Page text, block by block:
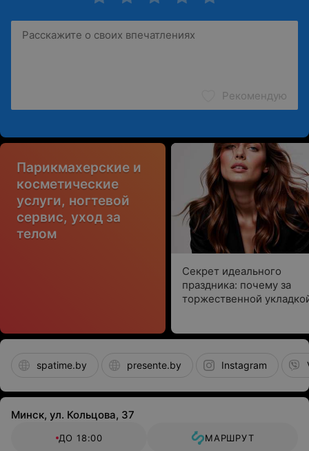
Рекомендую
Парикмахерские и
косметические
услуги, ногтевой
сервис, уход за
телом
Секрет идеального
праздника: почему за
торжественной
spatime.by presente.by Instagram
Минск, ул. Кольцова, 37
ДО 18:00 МАРШРУТ